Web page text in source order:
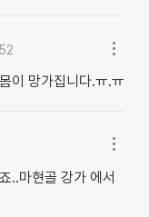
이 망가집니다.ㅠ.ㅠ
..마현골 강가 에서